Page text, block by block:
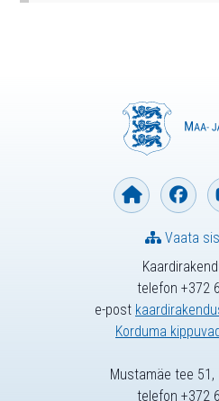
telefon +372
e-post
Korduma
Vaata
Mustamäe tee 51,
telefon +372